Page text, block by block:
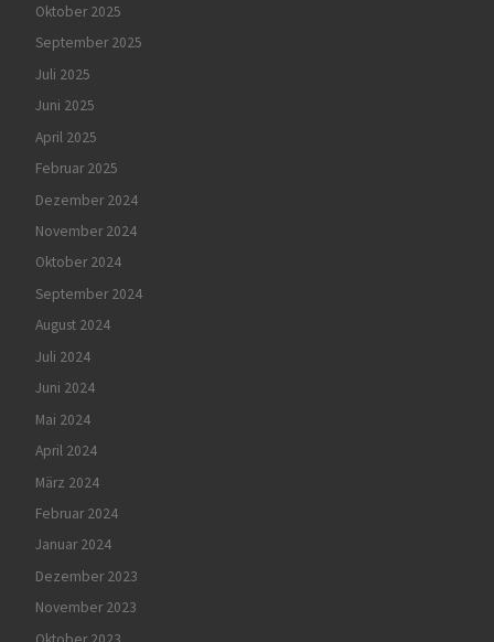
Oktober 2025
September 2025
Juli 2025
Juni 2025
April 2025
Februar 2025
Dezember 2024
November 2024
Oktober 2024
September 2024
August 2024
Juli 2024
Juni 2024
Mai 2024
April 2024
März 2024
Februar 2024
Januar 2024
Dezember 2023
November 2023